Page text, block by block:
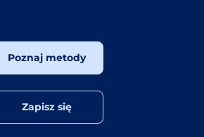
Poznaj metody
Zapisz się